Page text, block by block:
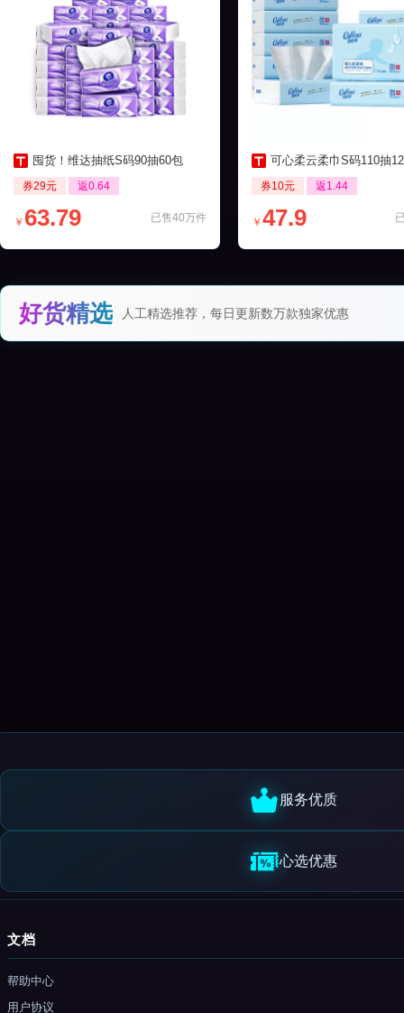
囤货！维达抽纸S码90抽60包
券29元 返0.64
已售40万件
￥ 63.79
可心柔云柔巾S码110抽12包保湿
券10元 返1.44
￥ 47.9
好货精选 人工精选推荐，每日更新数万款独家优惠
服务优质
心选优惠
文档
帮助中心
用户协议